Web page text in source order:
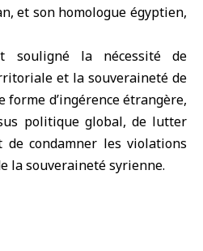
et son homologue égyptien,
souligné la nécessité de
et la souveraineté de
d’ingérence étrangère,
politique global, de lutter
condamner les violations
la souveraineté syrienne.